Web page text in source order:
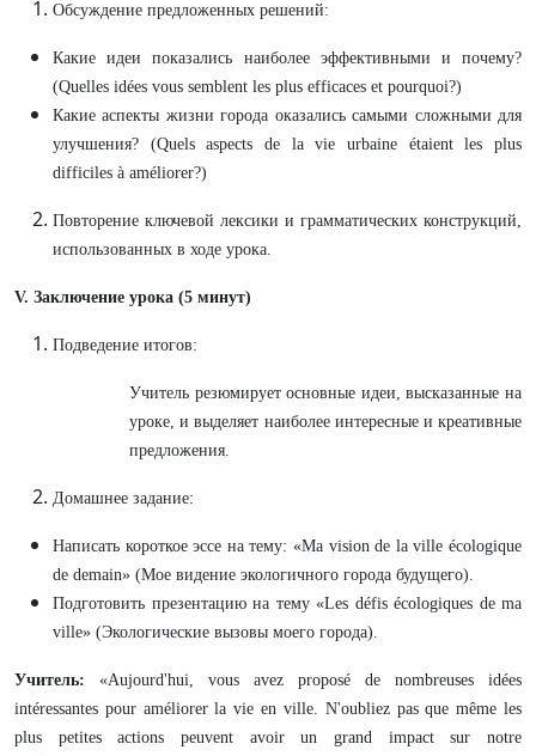
Обсуждение предложенных решений:
Какие идеи показались наиболее эффективными и почему?
(Quelles idées vous semblent les plus efficaces et pourquoi?)
Какие аспекты жизни города оказались самыми сложными для
улучшения? (Quels aspects de la vie urbaine étaient les plus
difficiles à améliorer?)
Повторение ключевой лексики и грамматических конструкций,
использованных в ходе урока.
V. Заключение урока (5 минут)
Подведение итогов:
Учитель резюмирует основные идеи, высказанные на
уроке, и выделяет наиболее интересные и креативные
предложения.
Домашнее задание:
Написать короткое эссе на тему: «Ma vision de la ville écologique
de demain» (Мое видение экологичного города будущего).
Подготовить презентацию на тему «Les défis écologiques de ma
ville» (Экологические вызовы моего города).
Учитель: «Aujourd'hui, vous avez proposé de nombreuses idées
intéressantes pour améliorer la vie en ville. N'oubliez pas que même les
plus petites actions peuvent avoir un grand impact sur notre